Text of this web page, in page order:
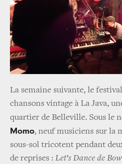
La semaine suivante, le
chansons vintage à La Java,
quartier de Belleville. Sous le
Momo, neuf musiciens sur la
sous-sol tricotent pendant
de reprises : Let’s Dance de